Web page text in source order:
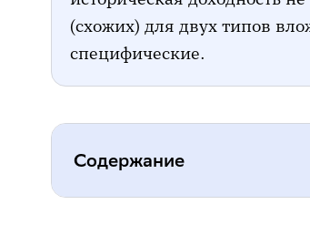
(схожих) для двух типов
специфические.
Содержание